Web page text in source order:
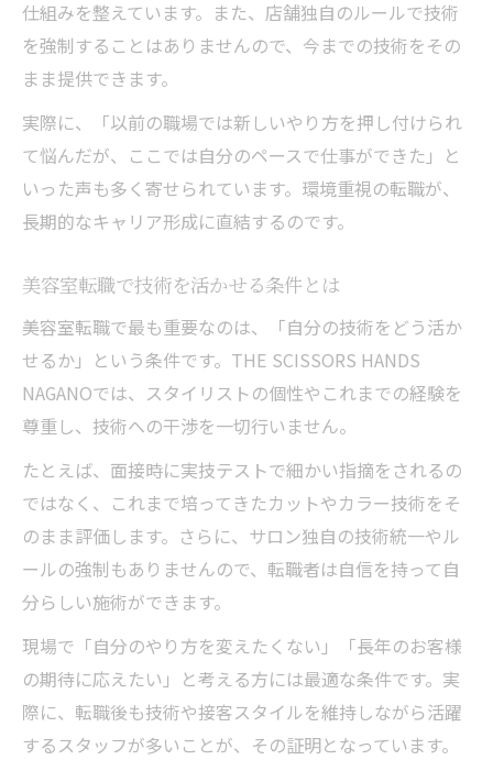
仕組みを整えています。また、店舗独自のルールで技術
を強制することはありませんので、今までの技術をその
まま提供できます。
実際に、「以前の職場では新しいやり方を押し付けられ
て悩んだが、ここでは自分のペースで仕事ができた」と
いった声も多く寄せられています。環境重視の転職が、
長期的なキャリア形成に直結するのです。
美容室転職で技術を活かせる条件とは
美容室転職で最も重要なのは、「自分の技術をどう活か
せるか」という条件です。THE SCISSORS HANDS
NAGANOでは、スタイリストの個性やこれまでの経験を
尊重し、技術への干渉を一切行いません。
たとえば、面接時に実技テストで細かい指摘をされるの
ではなく、これまで培ってきたカットやカラー技術をそ
のまま評価します。さらに、サロン独自の技術統一やル
ールの強制もありませんので、転職者は自信を持って自
分らしい施術ができます。
現場で「自分のやり方を変えたくない」「長年のお客様
の期待に応えたい」と考える方には最適な条件です。実
際に、転職後も技術や接客スタイルを維持しながら活躍
するスタッフが多いことが、その証明となっています。